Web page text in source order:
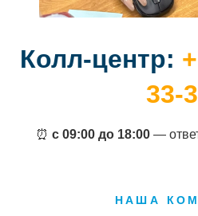
Колл-центр:
33-
⏰ с 09:00 до 18:00 —
НАША